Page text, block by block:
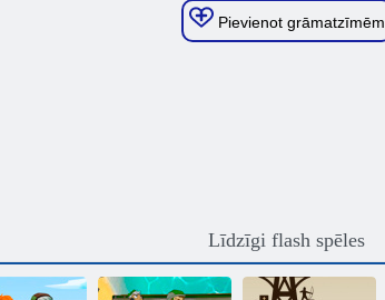
Pievienot grāmatzīmēm
Līdzīgi flash spēles